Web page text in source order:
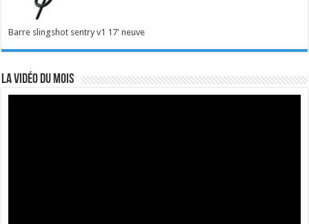
Barre slingshot sentry v1 17' neuve
La vidéo du mois